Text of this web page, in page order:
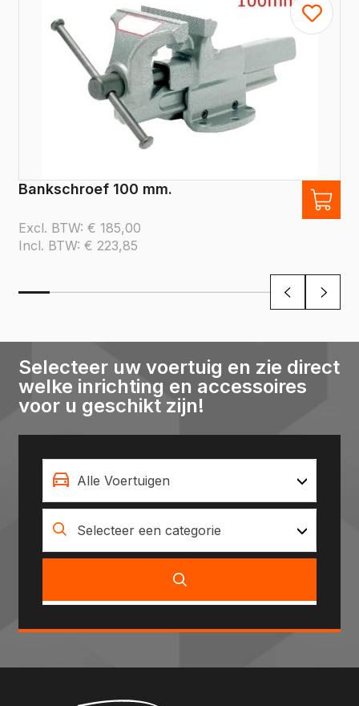
Bankschroef 100 mm.
Excl. BTW: € 185,00
Incl. BTW: € 223,85
Selecteer uw voertuig en zie direct
welke inrichting en accessoires
voor u geschikt zijn!
Alle Voertuigen
Selecteer een categorie